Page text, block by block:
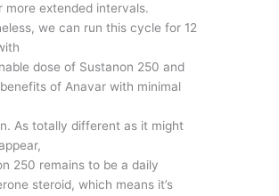
more extended intervals.
we can run this cycle for 12
dose of Sustanon 250 and
of Anavar with minimal
As totally different as it might
250 remains to be a daily
steroid, which means it’s